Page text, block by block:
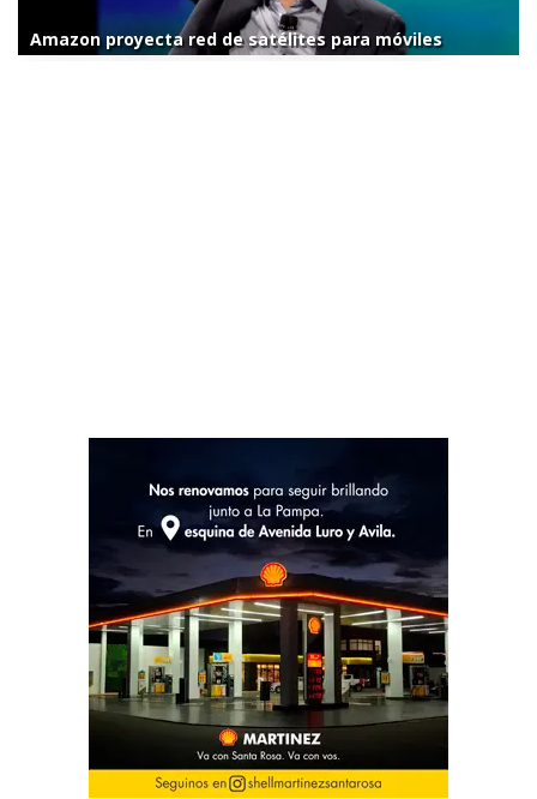
Amazon proyecta red de satélites para móviles